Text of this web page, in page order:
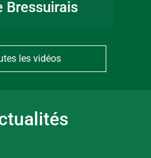
Bressuirais
les vidéos